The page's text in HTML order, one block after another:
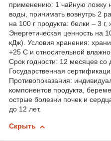
применению: 1 чайную ложку
воды, принимать вовнутрь 2
на 100 г продукта: белки – 3
Энергетическая ценность на
кДж). Условия хранения:
+25 С и относительной
Срок годности: 12 месяцев со
Государственная
Противопоказания:
компонентов продукта,
острые болезни почек и
до 12 лет.
Скрыть